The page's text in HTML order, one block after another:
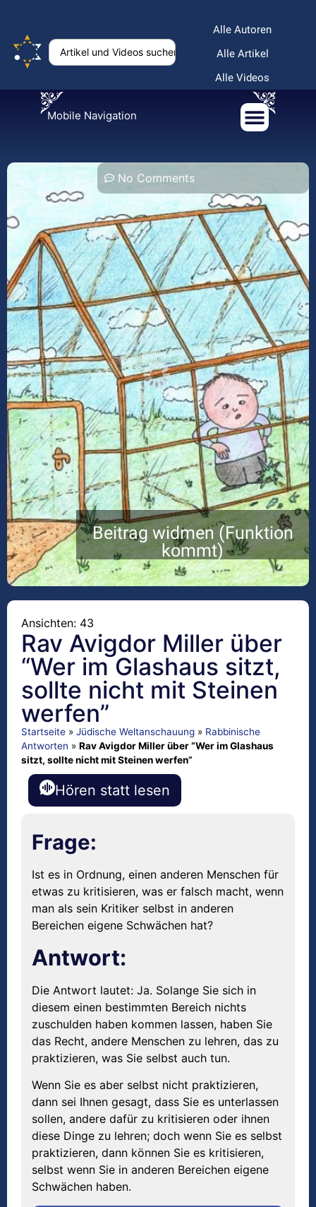
Alle Autoren
Alle Artikel
Alle Videos
Mobile Navigation
No Comments
Beitrag widmen (Funktion
kommt)
Ansichten: 43
Rav Avigdor Miller über
“Wer im Glashaus sitzt,
sollte nicht mit Steinen
werfen”
Startseite » Jüdische Weltanschauung » Rabbinische
Antworten » Rav Avigdor Miller über “Wer im Glashaus
sitzt, sollte nicht mit Steinen werfen”
Hören statt lesen
Frage:
Ist es in Ordnung, einen anderen Menschen für
etwas zu kritisieren, was er falsch macht, wenn
man als sein Kritiker selbst in anderen
Bereichen eigene Schwächen hat?
Antwort:
Die Antwort lautet: Ja. Solange Sie sich in
diesem einen bestimmten Bereich nichts
zuschulden haben kommen lassen, haben Sie
das Recht, andere Menschen zu lehren, das zu
praktizieren, was Sie selbst auch tun.
Wenn Sie es aber selbst nicht praktizieren,
dann sei Ihnen gesagt, dass Sie es unterlassen
sollen, andere dafür zu kritisieren oder ihnen
diese Dinge zu lehren; doch wenn Sie es selbst
praktizieren, dann können Sie es kritisieren,
selbst wenn Sie in anderen Bereichen eigene
Schwächen haben.